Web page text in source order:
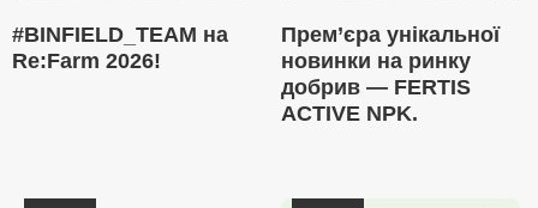
#BINFIELD_TEAM на
Re:Farm 2026!
Прем’єра унікальної
новинки на ринку
добрив — FERTIS
ACTIVE NPK.